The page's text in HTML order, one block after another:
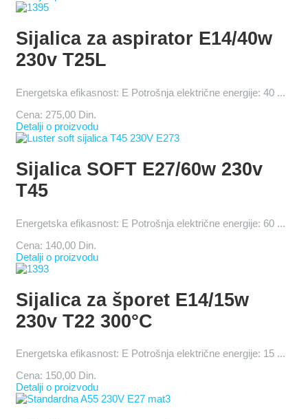
Sijalica za aspirator E14/40w
230v T25L
Energetska efikasnost: E Potrošnja električne energije: 40 ...
Cena: 275,00 Din.
Detalji o proizvodu
Sijalica SOFT E27/60w 230v
T45
Energetska efikasnost: E Potrošnja električne energije: 60 ...
Cena: 140,00 Din.
Detalji o proizvodu
Sijalica za šporet E14/15w
230v T22 300°C
Energetska efikasnost: E Potrošnja električne energije: 15 ...
Cena: 150,00 Din.
Detalji o proizvodu